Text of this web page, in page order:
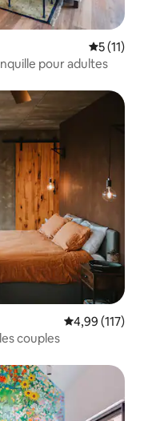
5 (11)
pour adultes
Évaluation
4,99 (117)
couples